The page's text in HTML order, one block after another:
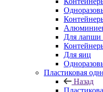
Для лапши
Для яиц
Пластиковая
Назад